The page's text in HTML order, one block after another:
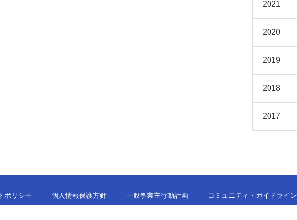
2021
2020
2019
2018
2017
ポリシー 個人情報保護方針 一般事業主行動計画 コミュニティ・ガイドライン